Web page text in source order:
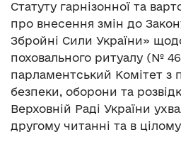
Статуту гарнізонної та
про внесення змін до
Збройні Сили України»
поховального ритуалу (№
парламентський Комітет з
безпеки, оборони та
Верховній Раді України
другому читанні та в